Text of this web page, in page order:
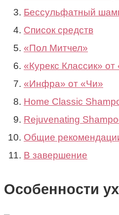
Бессульфатный
Список средств
«Пол Митчел»
«Курекс Классик» от
«Инфра» от «Чи»
Home Classic
Rejuvenating
Общие
В завершение
Особенности